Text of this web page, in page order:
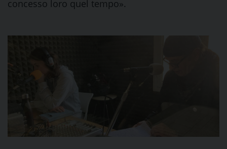
concesso loro quel tempo».